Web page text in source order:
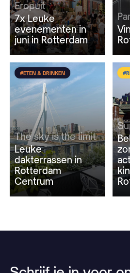
Eropuit
7x Leuke
evenementen in
juni in Rotterdam
#ETEN & DRINKEN
The sky is the limit
Leuke
dakterrassen in
Rotterdam
Centrum